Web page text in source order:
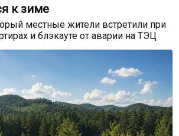
к зиме
местные жители встретили при
и блэкауте от аварии на ТЭЦ